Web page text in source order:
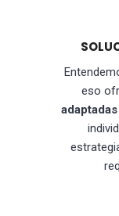
eso
adaptadas